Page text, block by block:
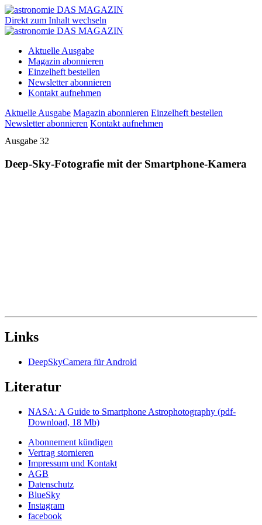
Direkt zum Inhalt wechseln
Aktuelle Ausgabe
Magazin abonnieren
Einzelheft bestellen
Newsletter abonnieren
Kontakt aufnehmen
Aktuelle Ausgabe Magazin abonnieren Einzelheft bestellen
Newsletter abonnieren Kontakt aufnehmen
Ausgabe 32
Deep-Sky-Fotografie mit der Smartphone-Kamera
Links
DeepSkyCamera für Android
Literatur
NASA: A Guide to Smartphone Astrophotography (pdf-
Download, 18 Mb)
Abonnement kündigen
Vertrag stornieren
Impressum und Kontakt
AGB
Datenschutz
BlueSky
Instagram
facebook